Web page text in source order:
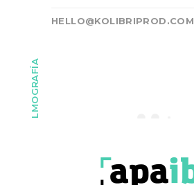
HELLO@KOLIBRIPROD.COM
FILMOGRAFÍA